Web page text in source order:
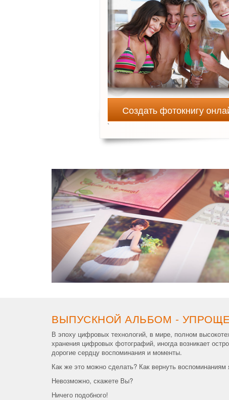
Создать фотокнигу
`
ВЫПУСКНОЙ АЛЬБОМ -
В эпоху цифровых технологий, в мире, полном
хранения цифровых фотографий, иногда возникает
дорогие сердцу воспоминания и моменты.
Как же это можно сделать? Как вернуть воспоминаниям
Невозможно, скажете Вы?
Ничего подобного!